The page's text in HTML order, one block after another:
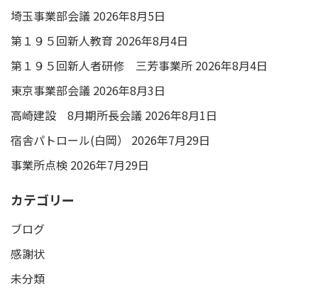
埼玉事業部会議 2026年8月5日
第１９５回新人教育 2026年8月4日
第１９５回新人者研修 三芳事業所 2026年8月4日
東京事業部会議 2026年8月3日
高崎建設 8月期所長会議 2026年8月1日
宿舎パトロール(白岡）
2026年7月29日
事業所点検 2026年7月29日
カテゴリー
ブログ
感謝状
未分類